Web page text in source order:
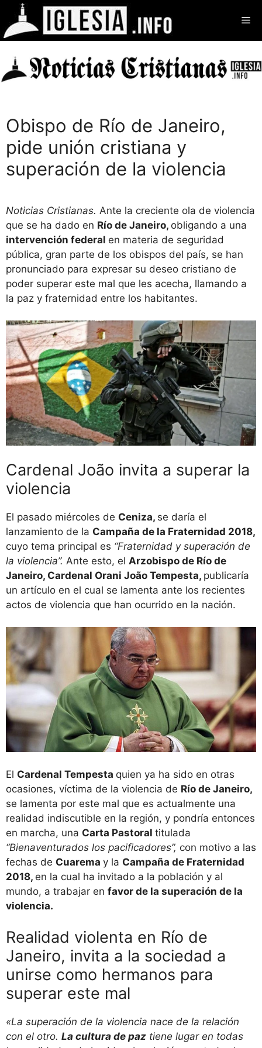
Saltar
contenido
Obispo de Río de Janeiro,
pide unión cristiana y
superación de la violencia
Noticias Cristianas. Ante la creciente ola de violencia
que se ha dado en Río de Janeiro, obligando a una
intervención federal en materia de seguridad
pública, gran parte de los obispos del país, se han
pronunciado para expresar su deseo cristiano de
poder superar este mal que les acecha, llamando a
la paz y fraternidad entre los habitantes.
Cardenal João invita a superar la
violencia
El pasado miércoles de Ceniza, se daría el
lanzamiento de la Campaña de la Fraternidad 2018,
cuyo tema principal es “Fraternidad y superación de
la violencia”. Ante esto, el Arzobispo de Río de
Janeiro, Cardenal Orani João Tempesta, publicaría
un artículo en el cual se lamenta ante los recientes
actos de violencia que han ocurrido en la nación.
El Cardenal Tempesta quien ya ha sido en otras
ocasiones, víctima de la violencia de Río de Janeiro,
se lamenta por este mal que es actualmente una
realidad indiscutible en la región, y pondría entonces
en marcha, una Carta Pastoral titulada
“Bienaventurados los pacificadores”, con motivo a las
fechas de Cuarema y la Campaña de Fraternidad
2018, en la cual ha invitado a la población y al
mundo, a trabajar en favor de la superación de la
violencia.
Realidad violenta en Río de
Janeiro, invita a la sociedad a
unirse como hermanos para
superar este mal
«La superación de la violencia nace de la relación
con el otro. La cultura de paz tiene lugar en todas